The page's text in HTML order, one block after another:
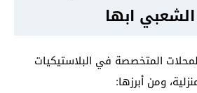
ابها
المتخصصة في البلاستيكيات
ومن أبرزها: